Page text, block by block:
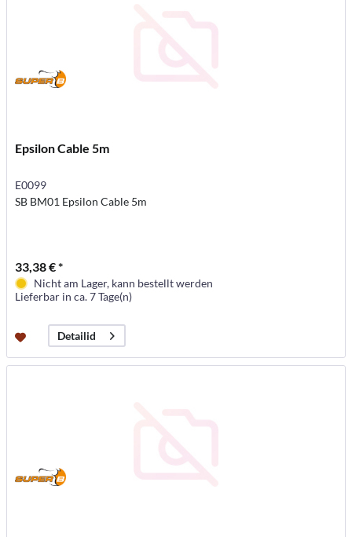
Epsilon Cable 5m
E0099
SB BM01 Epsilon Cable 5m
33,38 € *
Nicht am Lager, kann bestellt werden
Lieferbar in ca. 7 Tage(n)
Detailid